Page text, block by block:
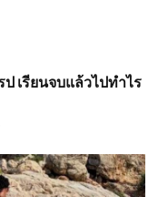
เรียนจบแล้วไปทำไร